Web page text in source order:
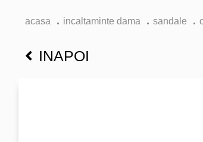
acasa incaltaminte dama sandale
INAPOI